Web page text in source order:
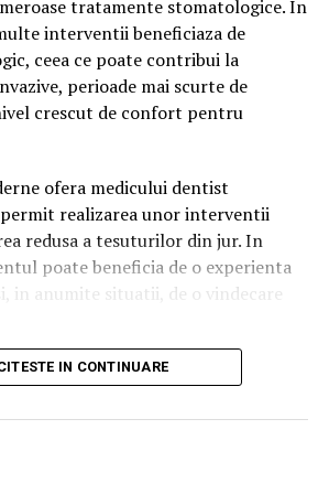
de rezultate.
multe site-uri și decidea ce
poate întreba:
tratamente stomatologice. In
interventii beneficiaza de
ceea ce poate contribui la
perioade mai scurte de
crescut de confort pentru
ofera medicului dentist
realizarea unor interventii
redusa a tesuturilor din jur. In
poate beneficia de o experienta
in anumite situatii, de o vindecare
tot mai frecvent in
care pot beneficia de
tehnologii. Multi pacienti au
insa nu toti cunosc situatiile
IN CONTINUARE